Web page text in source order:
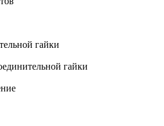
гайки
гайки